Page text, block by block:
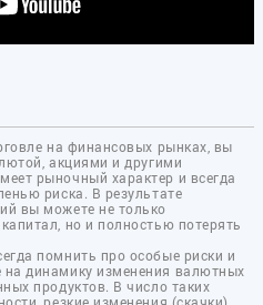
на финансовых рынках, вы
акциями и другими
рыночный характер и всегда
риска. В результате
вы можете не только
но и полностью потерять
помнить про особые риски и
динамику изменения валютных
продуктов. В число таких